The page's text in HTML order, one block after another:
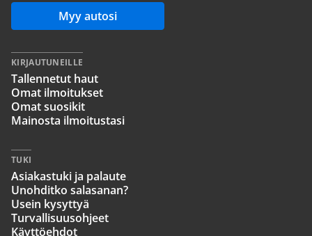
Myy autosi
KIRJAUTUNEILLE
Tallennetut haut
Omat ilmoitukset
Omat suosikit
Mainosta ilmoitustasi
TUKI
Asiakastuki ja palaute
Unohditko salasanan?
Usein kysyttyä
Turvallisuusohjeet
Käyttöehdot